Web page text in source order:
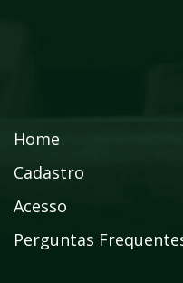
Home
Cadastro
Acesso
Perguntas